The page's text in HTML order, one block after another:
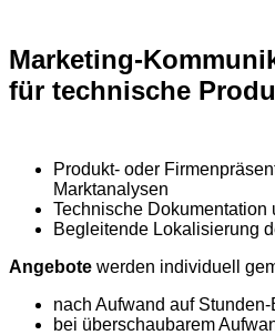
Marketing-
für technische
Produkt- oder
Marktanalysen
Technische Dokumentation
Begleitende Lokalisierung
Angebote werden individuell
nach Aufwand auf
bei überschaubarem